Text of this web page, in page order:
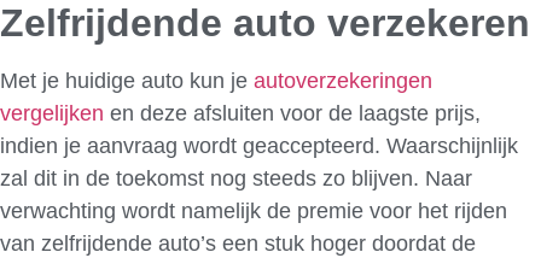
Zelfrijdende auto verzekeren
Met je huidige auto kun je autoverzekeringen
vergelijken en deze afsluiten voor de laagste prijs,
indien je aanvraag wordt geaccepteerd. Waarschijnlijk
zal dit in de toekomst nog steeds zo blijven. Naar
verwachting wordt namelijk de premie voor het rijden
van zelfrijdende auto’s een stuk hoger doordat de